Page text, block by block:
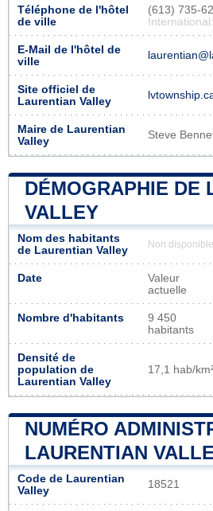
Téléphone de l'hôtel
de ville
(613) 735-
E-Mail de l'hôtel de
ville
Site officiel de
Laurentian Valley
Maire de Laurentian
Valley
Steve
DÉMOGRAPHIE DE
VALLEY
Nom des habitants
de Laurentian Valley
Non disponible
Date
Valeur
actuelle
Nombre d'habitants
9 450
habitants
Densité de
population de
Laurentian Valley
17,1 hab/
NUMÉRO
LAURENTIAN
Code de Laurentian
Valley
18521